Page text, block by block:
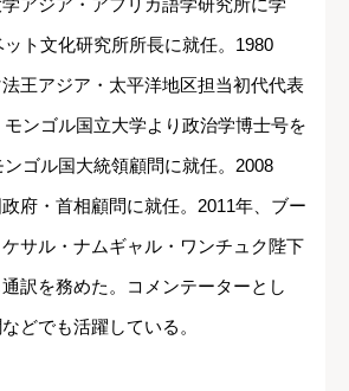
ト文化研究所所長に就任。1980
王アジア・太平洋地区担当初代代表
ンゴル国立大学より政治学博士号を
ゴル国大統領顧問に就任。2008
府・首相顧問に就任。2011年、ブー
サル・ナムギャル・ワンチュク陛下
訳を務めた。コメンテーターとし
どでも活躍している。